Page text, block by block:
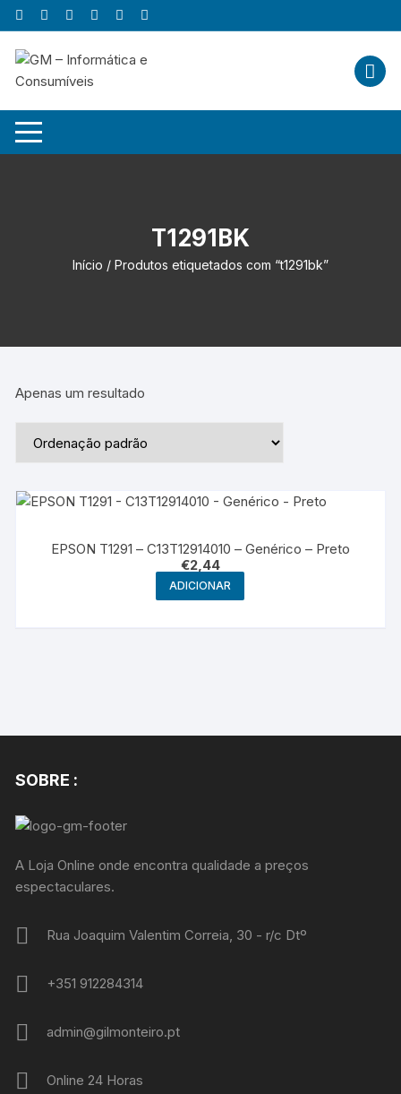
Skip
to
content
T1291BK
Início / Produtos etiquetados com “t1291bk”
Apenas um resultado
EPSON T1291 – C13T12914010 – Genérico – Preto
€2,44
ADICIONAR
SOBRE :
A Loja Online onde encontra qualidade a preços
espectaculares.
Rua Joaquim Valentim Correia, 30 - r/c Dtº
+351 912284314
admin@gilmonteiro.pt
Online 24 Horas